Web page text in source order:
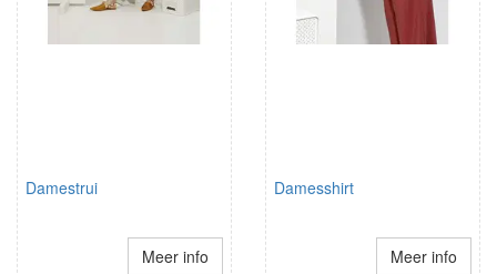
Damestrui
Meer info
Damesshirt
Meer info